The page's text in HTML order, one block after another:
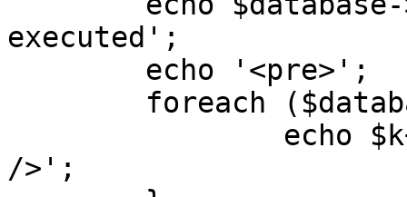
executed';
/>';